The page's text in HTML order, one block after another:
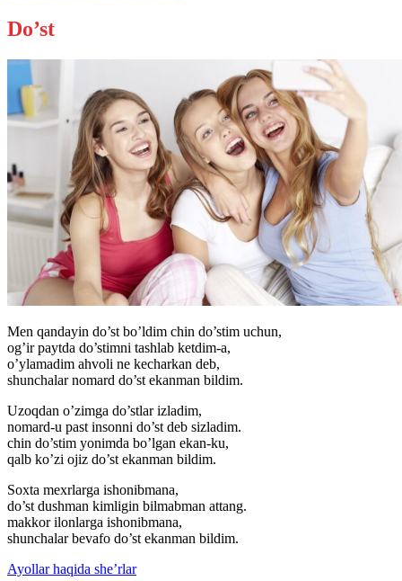
Do’st
Men qandayin do’st bo’ldim chin do’stim uchun,
og’ir paytda do’stimni tashlab ketdim-a,
o’ylamadim ahvoli ne kecharkan deb,
shunchalar nomard do’st ekanman bildim.
Uzoqdan o’zimga do’stlar izladim,
nomard-u past insonni do’st deb sizladim.
chin do’stim yonimda bo’lgan ekan-ku,
qalb ko’zi ojiz do’st ekanman bildim.
Soxta mexrlarga ishonibmana,
do’st dushman kimligin bilmabman attang.
makkor ilonlarga ishonibmana,
shunchalar bevafo do’st ekanman bildim.
Ayollar haqida she’rlar